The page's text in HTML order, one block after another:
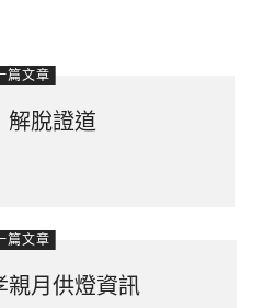
篇文章
脫證道
篇文章
親月供燈資訊